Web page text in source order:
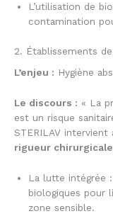
L’utilisation de
contamination
2. Établissements
L’enjeu : Hygiène
Le discours : « La
est un risque
STERILAV intervient
rigueur chirurgicale
La lutte intégrée
biologiques pour
zone sensible.